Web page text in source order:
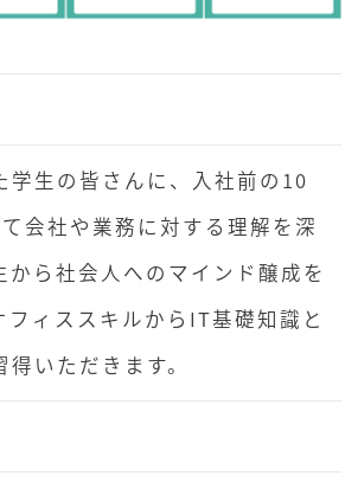
学生の皆さんに、入社前の10
会社や業務に対する理解を深
から社会人へのマインド醸成を
フィススキルからIT基礎知識と
いただきます。